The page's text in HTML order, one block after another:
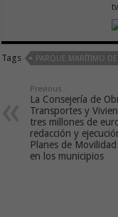
Tags PARQUE MARÍTIMO
Previous
La Consejería de
Transportes y
tres millones de
redacción y
Planes de
en los municipios